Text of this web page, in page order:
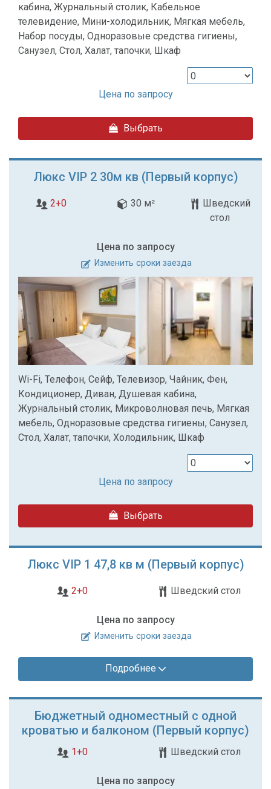
кабина, Журнальный столик, Кабельное
телевидение, Мини-холодильник, Мягкая мебель,
Набор посуды, Одноразовые средства гигиены,
Санузел, Стол, Халат, тапочки, Шкаф
Цена по запросу
Выбрать
Люкс VIP 2 30м кв (Первый корпус)
2+0 30 м²
Шведский
стол
Цена по запросу
Изменить сроки заезда
Wi-Fi, Телефон, Сейф, Телевизор, Чайник, Фен,
Кондиционер, Диван, Душевая кабина,
Журнальный столик, Микроволновая печь, Мягкая
мебель, Одноразовые средства гигиены, Санузел,
Стол, Халат, тапочки, Холодильник, Шкаф
Цена по запросу
Выбрать
Люкс VIP 1 47,8 кв м (Первый корпус)
2+0 Шведский стол
Цена по запросу
Изменить сроки заезда
Подробнее
Бюджетный одноместный с одной
кроватью и балконом (Первый корпус)
1+0 Шведский стол
Цена по запросу